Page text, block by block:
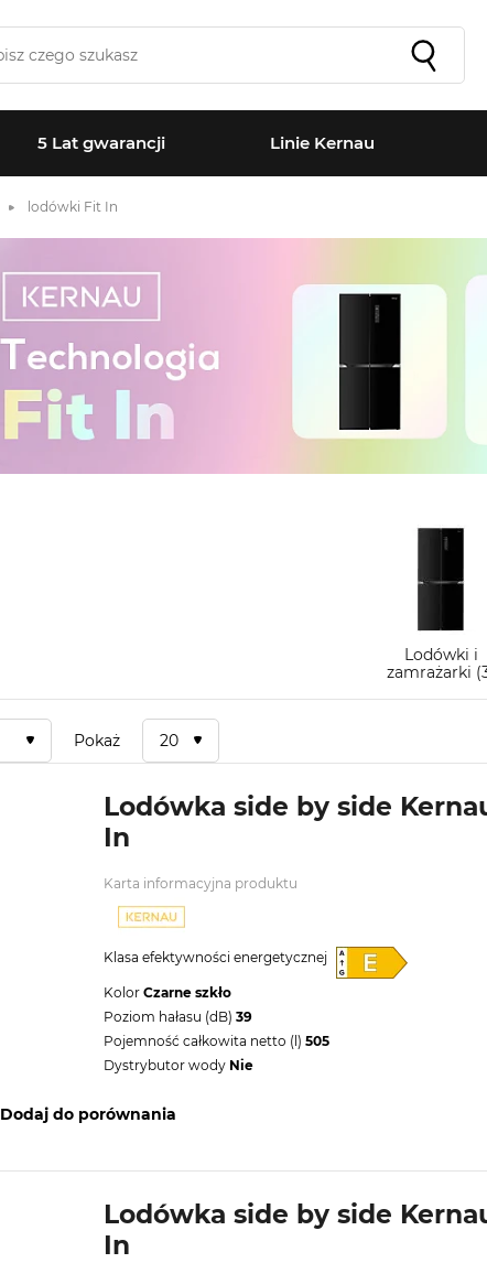
5 Lat gwarancji Linie Kernau
lodówki Fit In
Lodówki i
zamrażarki
Pokaż 20
Lodówka side by side
In
Karta informacyjna produktu
Klasa efektywności energetycznej
Kolor Czarne szkło
Poziom hałasu (dB) 39
Pojemność całkowita netto (l) 505
Dystrybutor wody Nie
Dodaj do porównania
Lodówka side by side
In